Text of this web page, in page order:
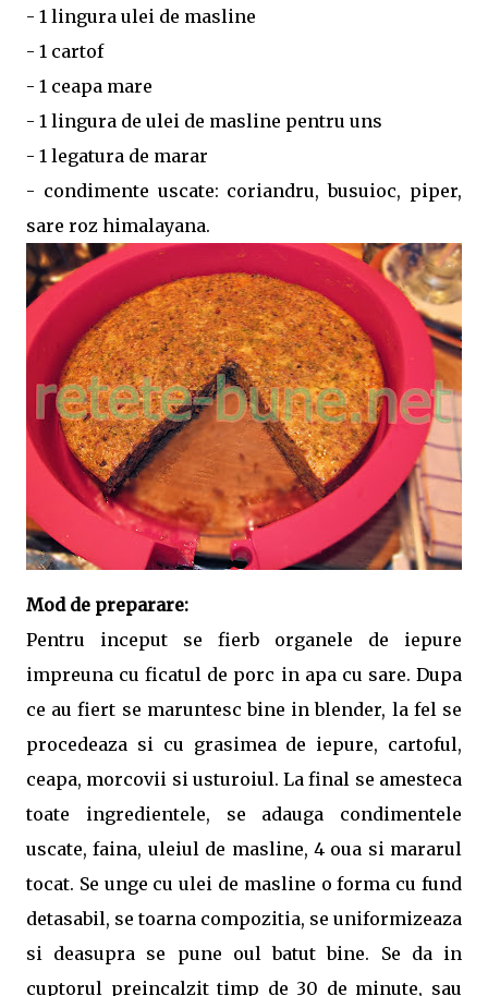
- 1 lingura ulei de masline
- 1 cartof
- 1 ceapa mare
- 1 lingura de ulei de masline pentru uns
- 1 legatura de marar
- condimente uscate: coriandru, busuioc, piper,
sare roz himalayana.
Mod de preparare:
Pentru inceput se fierb organele de iepure
impreuna cu ficatul de porc in apa cu sare. Dupa
ce au fiert se maruntesc bine in blender, la fel se
procedeaza si cu grasimea de iepure, cartoful,
ceapa, morcovii si usturoiul. La final se amesteca
toate ingredientele, se adauga condimentele
uscate, faina, uleiul de masline, 4 oua si mararul
tocat. Se unge cu ulei de masline o forma cu fund
detasabil, se toarna compozitia, se uniformizeaza
si deasupra se pune oul batut bine. Se da in
cuptorul preincalzit timp de 30 de minute, sau